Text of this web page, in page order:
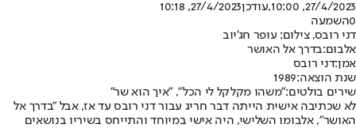
27/4/2023, 10:00
,עודכן27/4/2023, 10:18
0השמעה
דני רובס, צילום: עופר חג'יוב
אלבום:בדרך אל האושר
אמן:דני רובס
שנת הוצאה:1989
שירים בולטים:"משהו מקלקל לי הכל", "איך הוא שר"
לא שכתיבה אישית הייתה דבר חריג עבור דני רובס עד אז, אבל "בדרך אל
האושר", אלבומו השלישי, היה אישי במיוחד והתייחס בשיריו בנושאים